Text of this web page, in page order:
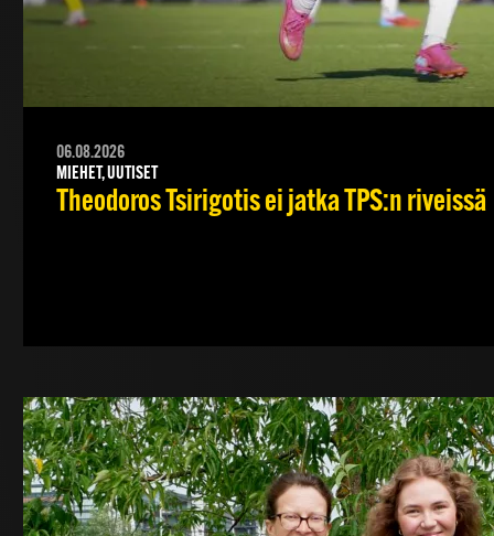
06.08.2026
MIEHET, UUTISET
Theodoros Tsirigotis ei jatka TPS:n riveissä